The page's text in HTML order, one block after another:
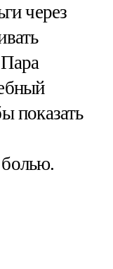
через
показать